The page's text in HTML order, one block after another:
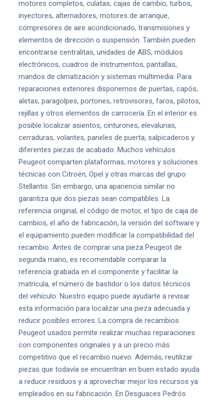
motores completos, culatas, cajas de cambio, turbos,
inyectores, alternadores, motores de arranque,
compresores de aire acondicionado, transmisiones y
elementos de dirección o suspensión. También pueden
encontrarse centralitas, unidades de ABS, módulos
electrónicos, cuadros de instrumentos, pantallas,
mandos de climatización y sistemas multimedia. Para
reparaciones exteriores disponemos de puertas, capós,
aletas, paragolpes, portones, retrovisores, faros, pilotos,
rejillas y otros elementos de carrocería. En el interior es
posible localizar asientos, cinturones, elevalunas,
cerraduras, volantes, paneles de puerta, salpicaderos y
diferentes piezas de acabado. Muchos vehículos
Peugeot comparten plataformas, motores y soluciones
técnicas con Citroën, Opel y otras marcas del grupo
Stellantis. Sin embargo, una apariencia similar no
garantiza que dos piezas sean compatibles. La
referencia original, el código de motor, el tipo de caja de
cambios, el año de fabricación, la versión del software y
el equipamiento pueden modificar la compatibilidad del
recambio. Antes de comprar una pieza Peugeot de
segunda mano, es recomendable comparar la
referencia grabada en el componente y facilitar la
matrícula, el número de bastidor o los datos técnicos
del vehículo. Nuestro equipo puede ayudarte a revisar
esta información para localizar una pieza adecuada y
reducir posibles errores. La compra de recambios
Peugeot usados permite realizar muchas reparaciones
con componentes originales y a un precio más
competitivo que el recambio nuevo. Además, reutilizar
piezas que todavía se encuentran en buen estado ayuda
a reducir residuos y a aprovechar mejor los recursos ya
empleados en su fabricación. En Desguaces Pedrós